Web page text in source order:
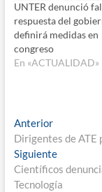
UNTER denunció
respuesta del
definirá medidas en
congreso
En «ACTUALIDAD»
Navegación
de
entradas
AnteriorEntrada
anterior:
Dirigentes de ATE
SiguienteEntrada
siguiente:
Científicos
Tecnología